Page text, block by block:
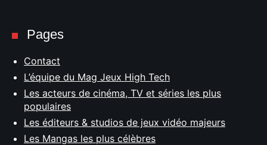
Pages
Contact
L’équipe du Mag Jeux High Tech
Les acteurs de cinéma, TV et séries les plus
populaires
Les éditeurs & studios de jeux vidéo majeurs
Les Mangas les plus célèbres